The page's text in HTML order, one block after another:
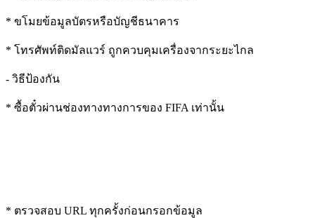
* ขโมยข้อมูลบัตรหรือบัญชีธนาคาร
* โทรศัพท์ติดมัลแวร์ ถูกควบคุมเครื่องจากระยะไกล
- วิธีป้องกัน
* ซื้อตั๋วผ่านช่องทางทางการของ FIFA เท่านั้น
* ตรวจสอบ URL ทุกครั้งก่อนกรอกข้อมูล